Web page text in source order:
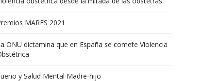
MARES 2021
ONU dictamina que en España se comete Violencia
y Salud Mental Madre-hijo